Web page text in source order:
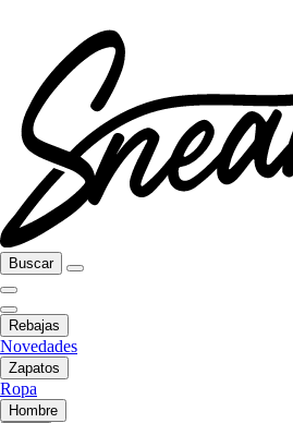
Buscar
Rebajas
Novedades
Zapatos
Ropa
Hombre